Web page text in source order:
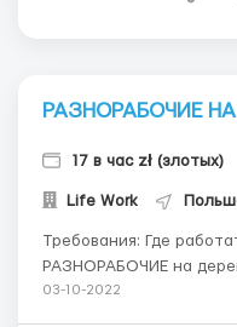
РАЗНОРАБОЧИЕ
17 в час zł (злотых)
Life Work
Требования: Где работать? Условия работы:
РАЗНОРАБОЧИЕ на
🔻опыт работы не требуется; 🔻хорошая
03-10-2022